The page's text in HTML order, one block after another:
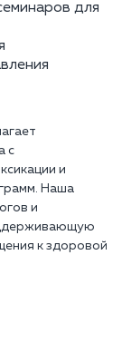
для
с
и
Наша
и
к здоровой